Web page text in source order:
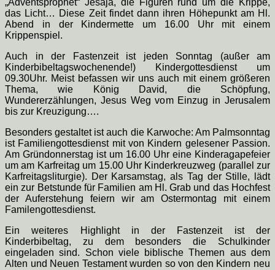
das Licht… Diese Zeit findet dann ihren Höhepunkt am Hl.
Abend in der Kindermette um 16.00 Uhr mit einem
Krippenspiel.
Auch in der Fastenzeit ist jeden Sonntag (außer am
Kinderbibeltagswochenende!) Kindergottesdienst um
09.30Uhr. Meist befassen wir uns auch mit einem größeren
Thema, wie König David, die Schöpfung,
Wundererzählungen, Jesus Weg vom Einzug in Jerusalem
bis zur Kreuzigung….
Besonders gestaltet ist auch die Karwoche: Am Palmsonntag
ist Familiengottesdienst mit von Kindern gelesener Passion.
Am Gründonnerstag ist um 16.00 Uhr eine Kinderagapefeier
um am Karfreitag um 15.00 Uhr Kinderkreuzweg (parallel zur
Karfreitagsliturgie). Der Karsamstag, als Tag der Stille, lädt
ein zur Betstunde für Familien am Hl. Grab und das Hochfest
der Auferstehung feiern wir am Ostermontag mit einem
Familengottesdienst.
Ein weiteres Highlight in der Fastenzeit ist der
Kinderbibeltag, zu dem besonders die Schulkinder
eingeladen sind. Schon viele biblische Themen aus dem
Alten und Neuen Testament wurden so von den Kindern neu